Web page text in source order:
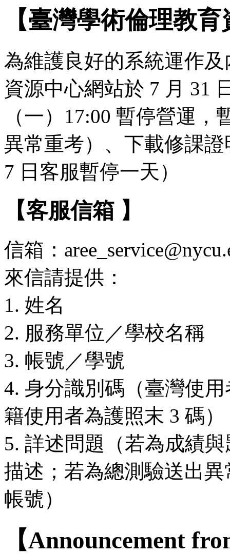
【臺灣學術倫理教
為維護良好的系統運作
資源中心網站於 7 月 31
（一）17:00 暫停營運
異常重考）、下載修課
7 日客服暫停一天）
【客服信箱 】
信箱：
來信請提供：
1. 姓名
2. 服務單位／學校名稱
3. 帳號／學號
4. 身分識別碼（臺灣使
籍使用者為護照末 3 碼）
5. 詳述問題（若為成績
描述；若為總測驗送出
帳號）
【Announcement